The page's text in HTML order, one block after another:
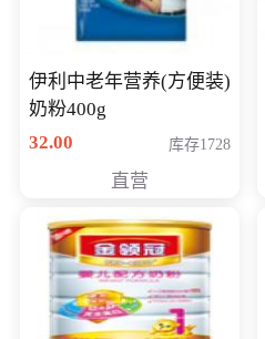
伊利中老年营养(方便装)
奶粉400g
32.00
库存1728
直营